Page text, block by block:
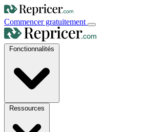
Commencer gratuitement